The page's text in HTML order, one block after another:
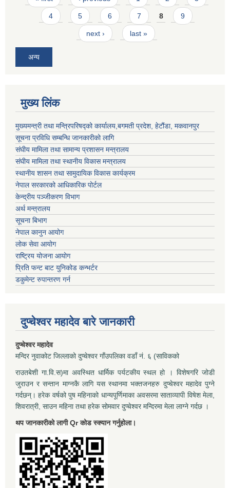
4 5 6 7 8 9
next › last »
अन्य
मुख्य लिंक
मुख्यमन्त्री तथा मन्त्रिपरिषद्को कार्यालय,बगमती प्रदेश, हेटौंडा, मकवानपुर
सूचना प्रविधि सम्बन्धि जानकारीको लागि
संघीय मामिला तथा सामान्य प्रशासन मन्त्रालय
संघीय मामिला तथा स्थानीय विकास मन्त्रालय
स्थानीय शासन तथा सामुदायिक विकास कार्यक्रम
नेपाल सरकारको आधिकारिक पोर्टल
केन्द्रीय पञ्जीकरण विभाग
अर्थ मन्त्रालय
सूचना बिभाग
नेपाल कानुन आयोग
लोक सेवा आयोग
राष्ट्रिय योजना आयोग
प्रिति फन्ट बाट युनिकोड कन्भर्टर
डकुमेन्ट रुपान्तरण गर्न
दुप्चेश्वर महादेव बारे जानकारी
दुप्चेश्वर महादेव
मन्दिर नुवाकोट जिल्लाको दुप्चेश्वर गाँउपलिका वडाँ नं. ६ (साविकको
राउतबेशी गा.वि.स)मा अवस्थित धार्मिक पर्यटकीय स्थल हो । विशेषगरि जोडी
जुराउन र सन्तान माग्नकै लागि यस स्थानमा भक्तजनहरु दुप्चेश्वर महादेव पुग्ने
गर्दछन्। हरेक वर्षको पुष महिनाको धान्यपूर्णिमाका अवसरमा साताव्यापी विषेश मेला,
शिवरात्री, साउन महिना तथा हरेक सोमवार दुप्चेश्वर मन्दिरमा मेला लाग्ने गर्दछ ।
थप जानकारीको लागी Qr कोड स्क्यान गर्नुहोला।